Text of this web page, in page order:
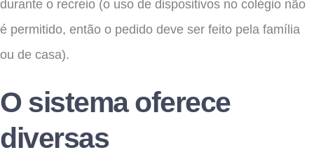
durante o recreio (o uso de dispositivos no colégio não
é permitido, então o pedido deve ser feito pela família
ou de casa).
O sistema oferece
diversas